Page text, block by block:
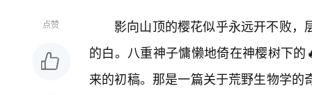
点赞
影向山顶的樱花似乎永远开不败
的白。八重神子慵懒地倚在神樱树下
来的初稿。那是一篇关于荒野生物学